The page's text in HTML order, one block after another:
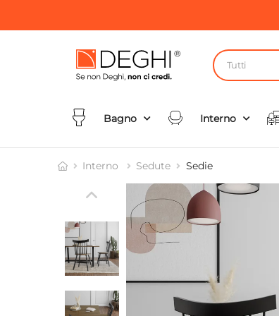
Tutti
Bagno Interno
Interno Sedute Sedie